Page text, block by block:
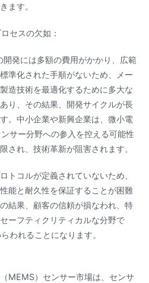
ます。
セスの欠如：
発には多額の費用がかかり、広範
準化された手順がないため、メー
造技術を最適化するために多大な
り、その結果、開発サイクルが長
。中小企業や新興企業は、微小電
サー分野への参入を控える可能性
され、技術革新が阻害されます。
トコルが定義されていないため、
能と耐久性を保証することが困難
結果、顧客の信頼が損なわれ、特
ーフティクリティカルな分野で
われることになります。
MEMS）センサー市場は、センサ